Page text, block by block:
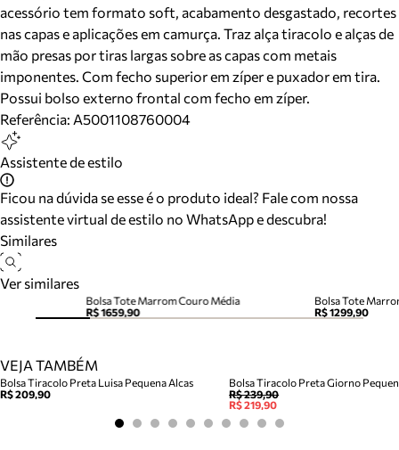
acessório tem formato soft, acabamento desgastado, recortes
nas capas e aplicações em camurça. Traz alça tiracolo e alças de
mão presas por tiras largas sobre as capas com metais
imponentes. Com fecho superior em zíper e puxador em tira.
Possui bolso externo frontal com fecho em zíper.
Referência: A5001108760004
Assistente de estilo
Ficou na dúvida se esse é o produto ideal? Fale com nossa
assistente virtual de estilo no WhatsApp e descubra!
Similares
Ver similares
Bolsa Tote Marrom Couro Média
R$ 1659,90
Bolsa Tote
R$ 1299,90
VEJA TAMBÉM
Bolsa Tiracolo Preta Luisa Pequena Alcas
R$ 209,90
Bolsa Tiracolo Preta Giorno
R$ 239,90
R$ 219,90